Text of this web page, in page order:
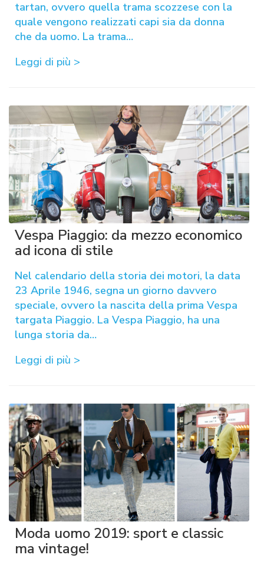
tartan, ovvero quella trama scozzese con la
quale vengono realizzati capi sia da donna
che da uomo. La trama…
Leggi di più >
Vespa Piaggio: da mezzo economico
ad icona di stile
Nel calendario della storia dei motori, la data
23 Aprile 1946, segna un giorno davvero
speciale, ovvero la nascita della prima Vespa
targata Piaggio. La Vespa Piaggio, ha una
lunga storia da…
Leggi di più >
Moda uomo 2019: sport e classic
ma vintage!